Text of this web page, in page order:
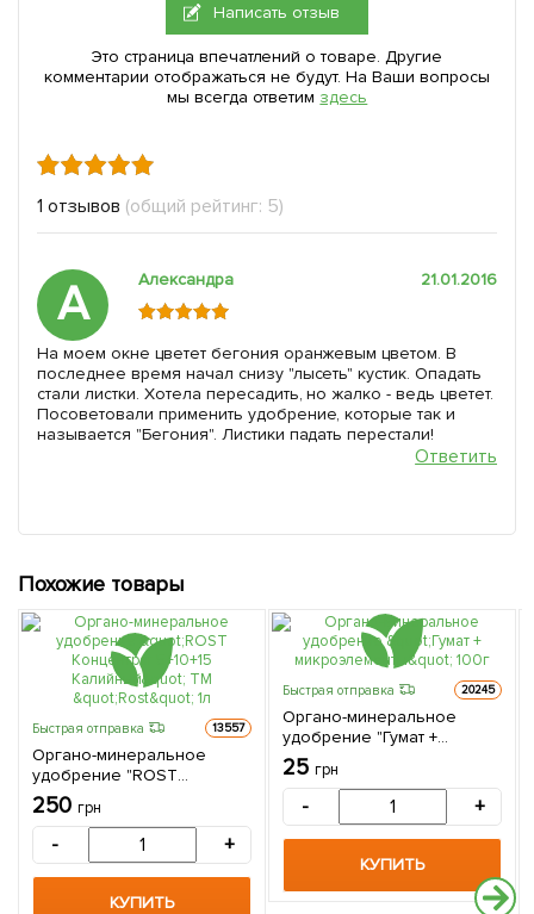
Написать отзыв
Это страница впечатлений о товаре. Другие
комментарии отображаться не будут. На Ваши вопросы
мы всегда ответим здесь
1 отзывов (общий рейтинг: 5)
А Александра 21.01.2016
На моем окне цветет бегония оранжевым цветом. В
последнее время начал снизу "лысеть" кустик. Опадать
стали листки. Хотела пересадить, но жалко - ведь цветет.
Посоветовали применить удобрение, которые так и
называется "Бегония". Листики падать перестали!
Ответить
Похожие товары
Быстрая отправка 13557
Органо-минеральное
удобрение "ROST
Концентрат 5+10+15
Калийный" ТМ "Rost" 1л
250 грн
- +
КУПИТЬ
Быстрая отправка 20245
Органо-минеральное
удобрение "Гумат +
микроэлементы" 100г
25 грн
- +
КУПИТЬ